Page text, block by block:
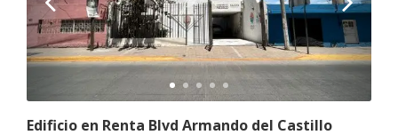
Edificio en Renta Blvd Armando del Castillo